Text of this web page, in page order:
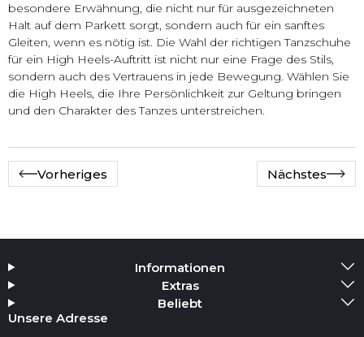
besondere Erwähnung, die nicht nur für ausgezeichneten
Halt auf dem Parkett sorgt, sondern auch für ein sanftes
Gleiten, wenn es nötig ist. Die Wahl der richtigen Tanzschuhe
für ein High Heels-Auftritt ist nicht nur eine Frage des Stils,
sondern auch des Vertrauens in jede Bewegung. Wählen Sie
die High Heels, die Ihre Persönlichkeit zur Geltung bringen
und den Charakter des Tanzes unterstreichen.
Vorheriges Nächstes
Informationen
Extras
Beliebt
Unsere Adresse